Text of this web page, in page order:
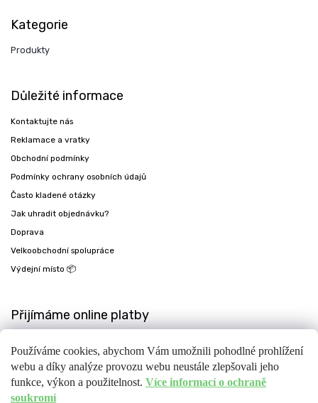
Používáme cookies, abychom Vám umožnili pohodlné prohlížení
webu a díky analýze provozu webu neustále zlepšovali jeho
funkce, výkon a použitelnost. Více informací o ochraně
soukromí
Kategorie
Produkty
Důležité informace
Kontaktujte nás
Reklamace a vratky
Obchodní podmínky
Podmínky ochrany osobních údajů
Často kladené otázky
Jak uhradit objednávku?
Doprava
Velkoobchodní spolupráce
Výdejní místo 📦
Přijímáme online platby